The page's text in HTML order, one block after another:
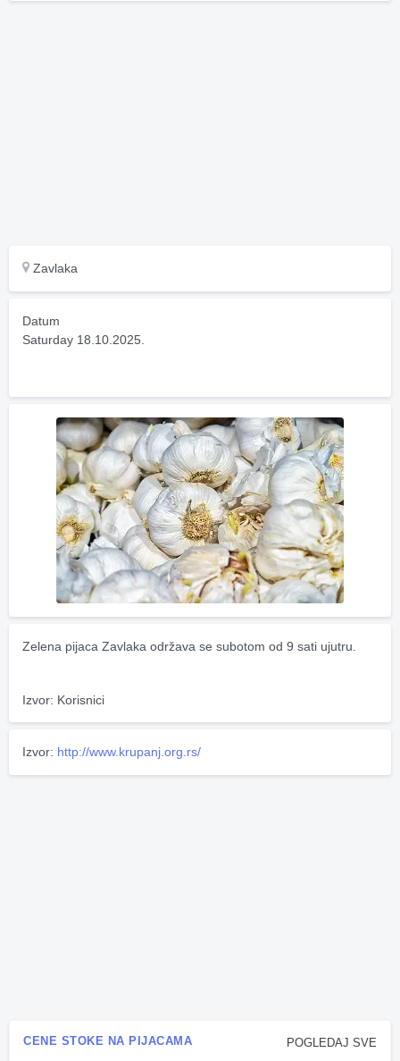
Zavlaka
Datum
Saturday 18.10.2025.
Zelena pijaca Zavlaka održava se subotom od 9 sati ujutru.
Izvor: Korisnici
Izvor: http://www.krupanj.org.rs/
POGLEDAJ SVE
CENE STOKE NA PIJACAMA